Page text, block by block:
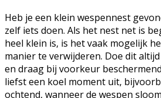
Heb je een klein wespennest
zelf iets doen. Als het nest net is
heel klein is, is het vaak mogelijk
manier te verwijderen. Doe dit
en draag bij voorkeur
liefst een koel moment uit,
ochtend, wanneer de wespen